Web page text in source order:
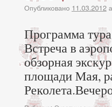
Опубликовано 11.03.2012
Программа
Встреча в
обзорная
площади Мая,